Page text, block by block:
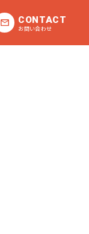
CONTACT
お問い合わせ